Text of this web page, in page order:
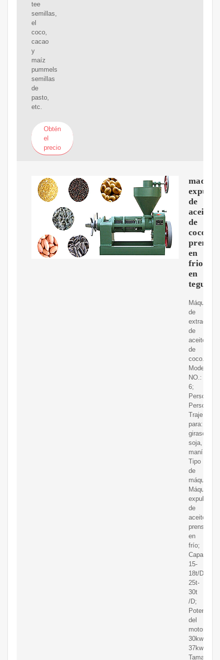
tee
semillas,
el
coco,
cacao
y
maíz
pummels
semillas
de
pasto,
etc.
Obtén
el
precio
de
aceite
de
coco
en
frio
en
Máquina
de
extracción
de
aceite
de
coco.
Modelo
NO.:
6;
Traje
para:
girasol,
soja,
maní;
Tipo
de
máquina:
Máquina
expulsora
de
aceite
prensado
en
frío;
Capacidad:
15-
18t/D
25t-
30t
/D;
Potencia
del
motor:
30kw-
37kw;
Tama?